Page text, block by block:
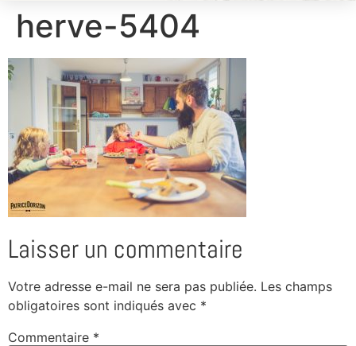
herve-5404
Laisser un commentaire
Votre adresse e-mail ne sera pas publiée. Les champs
obligatoires sont indiqués avec *
Commentaire *